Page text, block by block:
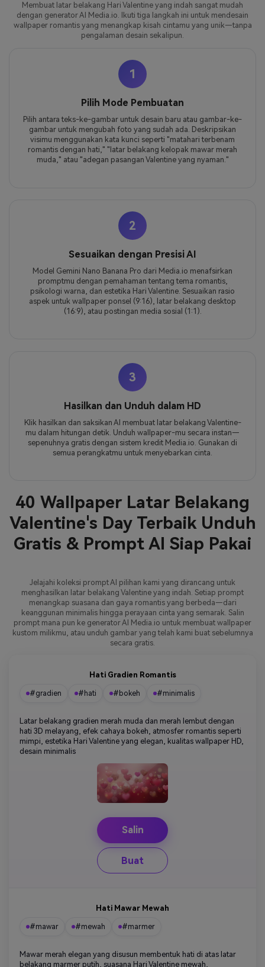
Membuat latar belakang Hari Valentine yang indah sangat mudah
dengan generator AI Media.io. Ikuti tiga langkah ini untuk mendesain
wallpaper romantis yang menangkap kisah cintamu yang unik—tanpa
pengalaman desain sekalipun.
1
Pilih Mode Pembuatan
Pilih antara teks-ke-gambar untuk desain baru atau gambar-ke-
gambar untuk mengubah foto yang sudah ada. Deskripsikan
visimu menggunakan kata kunci seperti "matahari terbenam
romantis dengan hati," "latar belakang kelopak mawar merah
muda," atau "adegan pasangan Valentine yang nyaman."
2
Sesuaikan dengan Presisi AI
Model Gemini Nano Banana Pro dari Media.io menafsirkan
promptmu dengan pemahaman tentang tema romantis,
psikologi warna, dan estetika Hari Valentine. Sesuaikan rasio
aspek untuk wallpaper ponsel (9:16), latar belakang desktop
(16:9), atau postingan media sosial (1:1).
3
Hasilkan dan Unduh dalam HD
Klik hasilkan dan saksikan AI membuat latar belakang Valentine-
mu dalam hitungan detik. Unduh wallpaper-mu secara instan—
sepenuhnya gratis dengan sistem kredit Media.io. Gunakan di
semua perangkatmu untuk menyebarkan cinta.
40 Wallpaper Latar Belakang
Valentine's Day Terbaik Unduh
Gratis & Prompt AI Siap Pakai
Jelajahi koleksi prompt AI pilihan kami yang dirancang untuk
menghasilkan latar belakang Valentine yang indah. Setiap prompt
menangkap suasana dan gaya romantis yang berbeda—dari
keanggunan minimalis hingga perayaan cinta yang semarak. Salin
prompt mana pun ke generator AI Media.io untuk membuat wallpaper
kustom milikmu, atau unduh gambar yang telah kami buat sebelumnya
secara gratis.
Hati Gradien Romantis
#gradien #hati #bokeh #minimalis
Latar belakang gradien merah muda dan merah lembut dengan
hati 3D melayang, efek cahaya bokeh, atmosfer romantis seperti
mimpi, estetika Hari Valentine yang elegan, kualitas wallpaper HD,
desain minimalis
Salin
Buat
Hati Mawar Mewah
#mawar #mewah #marmer
Mawar merah elegan yang disusun membentuk hati di atas latar
belakang marmer putih, suasana Hari Valentine mewah,